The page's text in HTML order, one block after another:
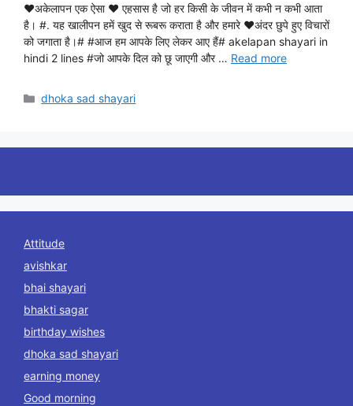
♥अकेलापन एक ऐसा ♥ एहसास है जो हर किसी के जीवन में कभी न कभी आता
है। #. यह खालीपन हमें खुद से रूबरू कराता है और हमारे ♥अंदर छुपे हुए विचारों
को जगाता है।# #आज हम आपके लिए लेकर आए हैं# akelapan shayari in
hindi 2 lines #जो आपके दिल को छू जाएगी और … Read more
Categories
dhoka sad shayari
Attitude
avishkar
bhai shayari
bhakti sagar
birthday wishes
dhoka sad shayari
earning money
Good morning